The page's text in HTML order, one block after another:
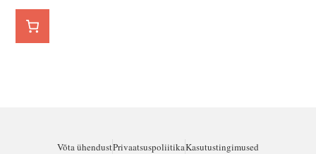
Võta ühendustPrivaatsuspoliitikaKasutustingimused